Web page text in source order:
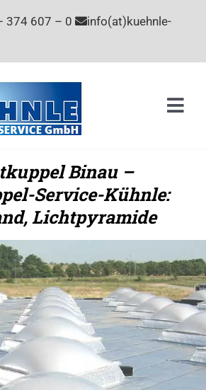
374 607 – 0
info(at)kuehnle-
Binau –
Service-Kühnle:
Lichtpyramide